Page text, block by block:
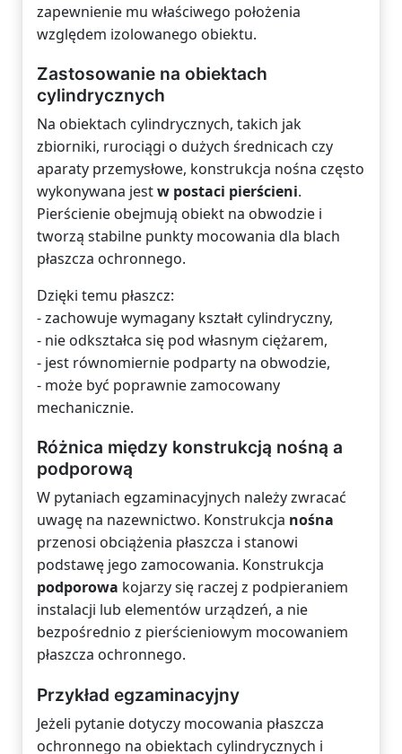
zapewnienie mu właściwego położenia
względem izolowanego obiektu.
Zastosowanie na obiektach
cylindrycznych
Na obiektach cylindrycznych, takich jak
zbiorniki, rurociągi o dużych średnicach czy
aparaty przemysłowe, konstrukcja nośna często
wykonywana jestw postaci pierścieni.
Pierścienie obejmują obiekt na obwodzie i
tworzą stabilne punkty mocowania dla blach
płaszcza ochronnego.
Dzięki temu płaszcz:
- zachowuje wymagany kształt cylindryczny,
- nie odkształca się pod własnym ciężarem,
- jest równomiernie podparty na obwodzie,
- może być poprawnie zamocowany
mechanicznie.
Różnica między konstrukcją nośną a
podporową
W pytaniach egzaminacyjnych należy zwracać
uwagę na nazewnictwo. Konstrukcja nośna
przenosi obciążenia płaszcza i stanowi
podstawę jego zamocowania. Konstrukcja
podporowa kojarzy się raczej z podpieraniem
instalacji lub elementów urządzeń, a nie
bezpośrednio z pierścieniowym mocowaniem
płaszcza ochronnego.
Przykład egzaminacyjny
Jeżeli pytanie dotyczy mocowania płaszcza
ochronnego na obiektach cylindrycznych i